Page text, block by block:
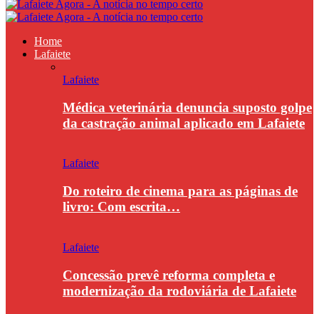
Home
Lafaiete
Lafaiete
Médica veterinária denuncia suposto golpe
da castração animal aplicado em Lafaiete
Lafaiete
Do roteiro de cinema para as páginas de
livro: Com escrita…
Lafaiete
Concessão prevê reforma completa e
modernização da rodoviária de Lafaiete